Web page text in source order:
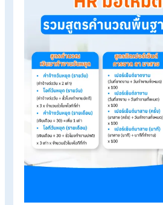
เงินสมทบประกันสังคม= เงิน
5%
Tips :อ่านบทความเพิ่มเติมได้ที่ >>>
สังคมปรับเพิ่มได้สิทธิอะไรเพิ่มบ้าง
3. สูตรการคำนวณค่าล่วง
= (เงิ
x 1.5 เท่า x จำนวนชั่วโมงโอทีที่ทำ
1.5 x จำนวนชั่วโมงโอทีที่ทำ